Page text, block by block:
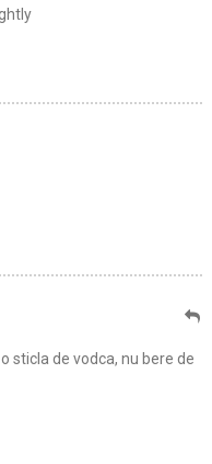
sticla de vodca, nu bere de